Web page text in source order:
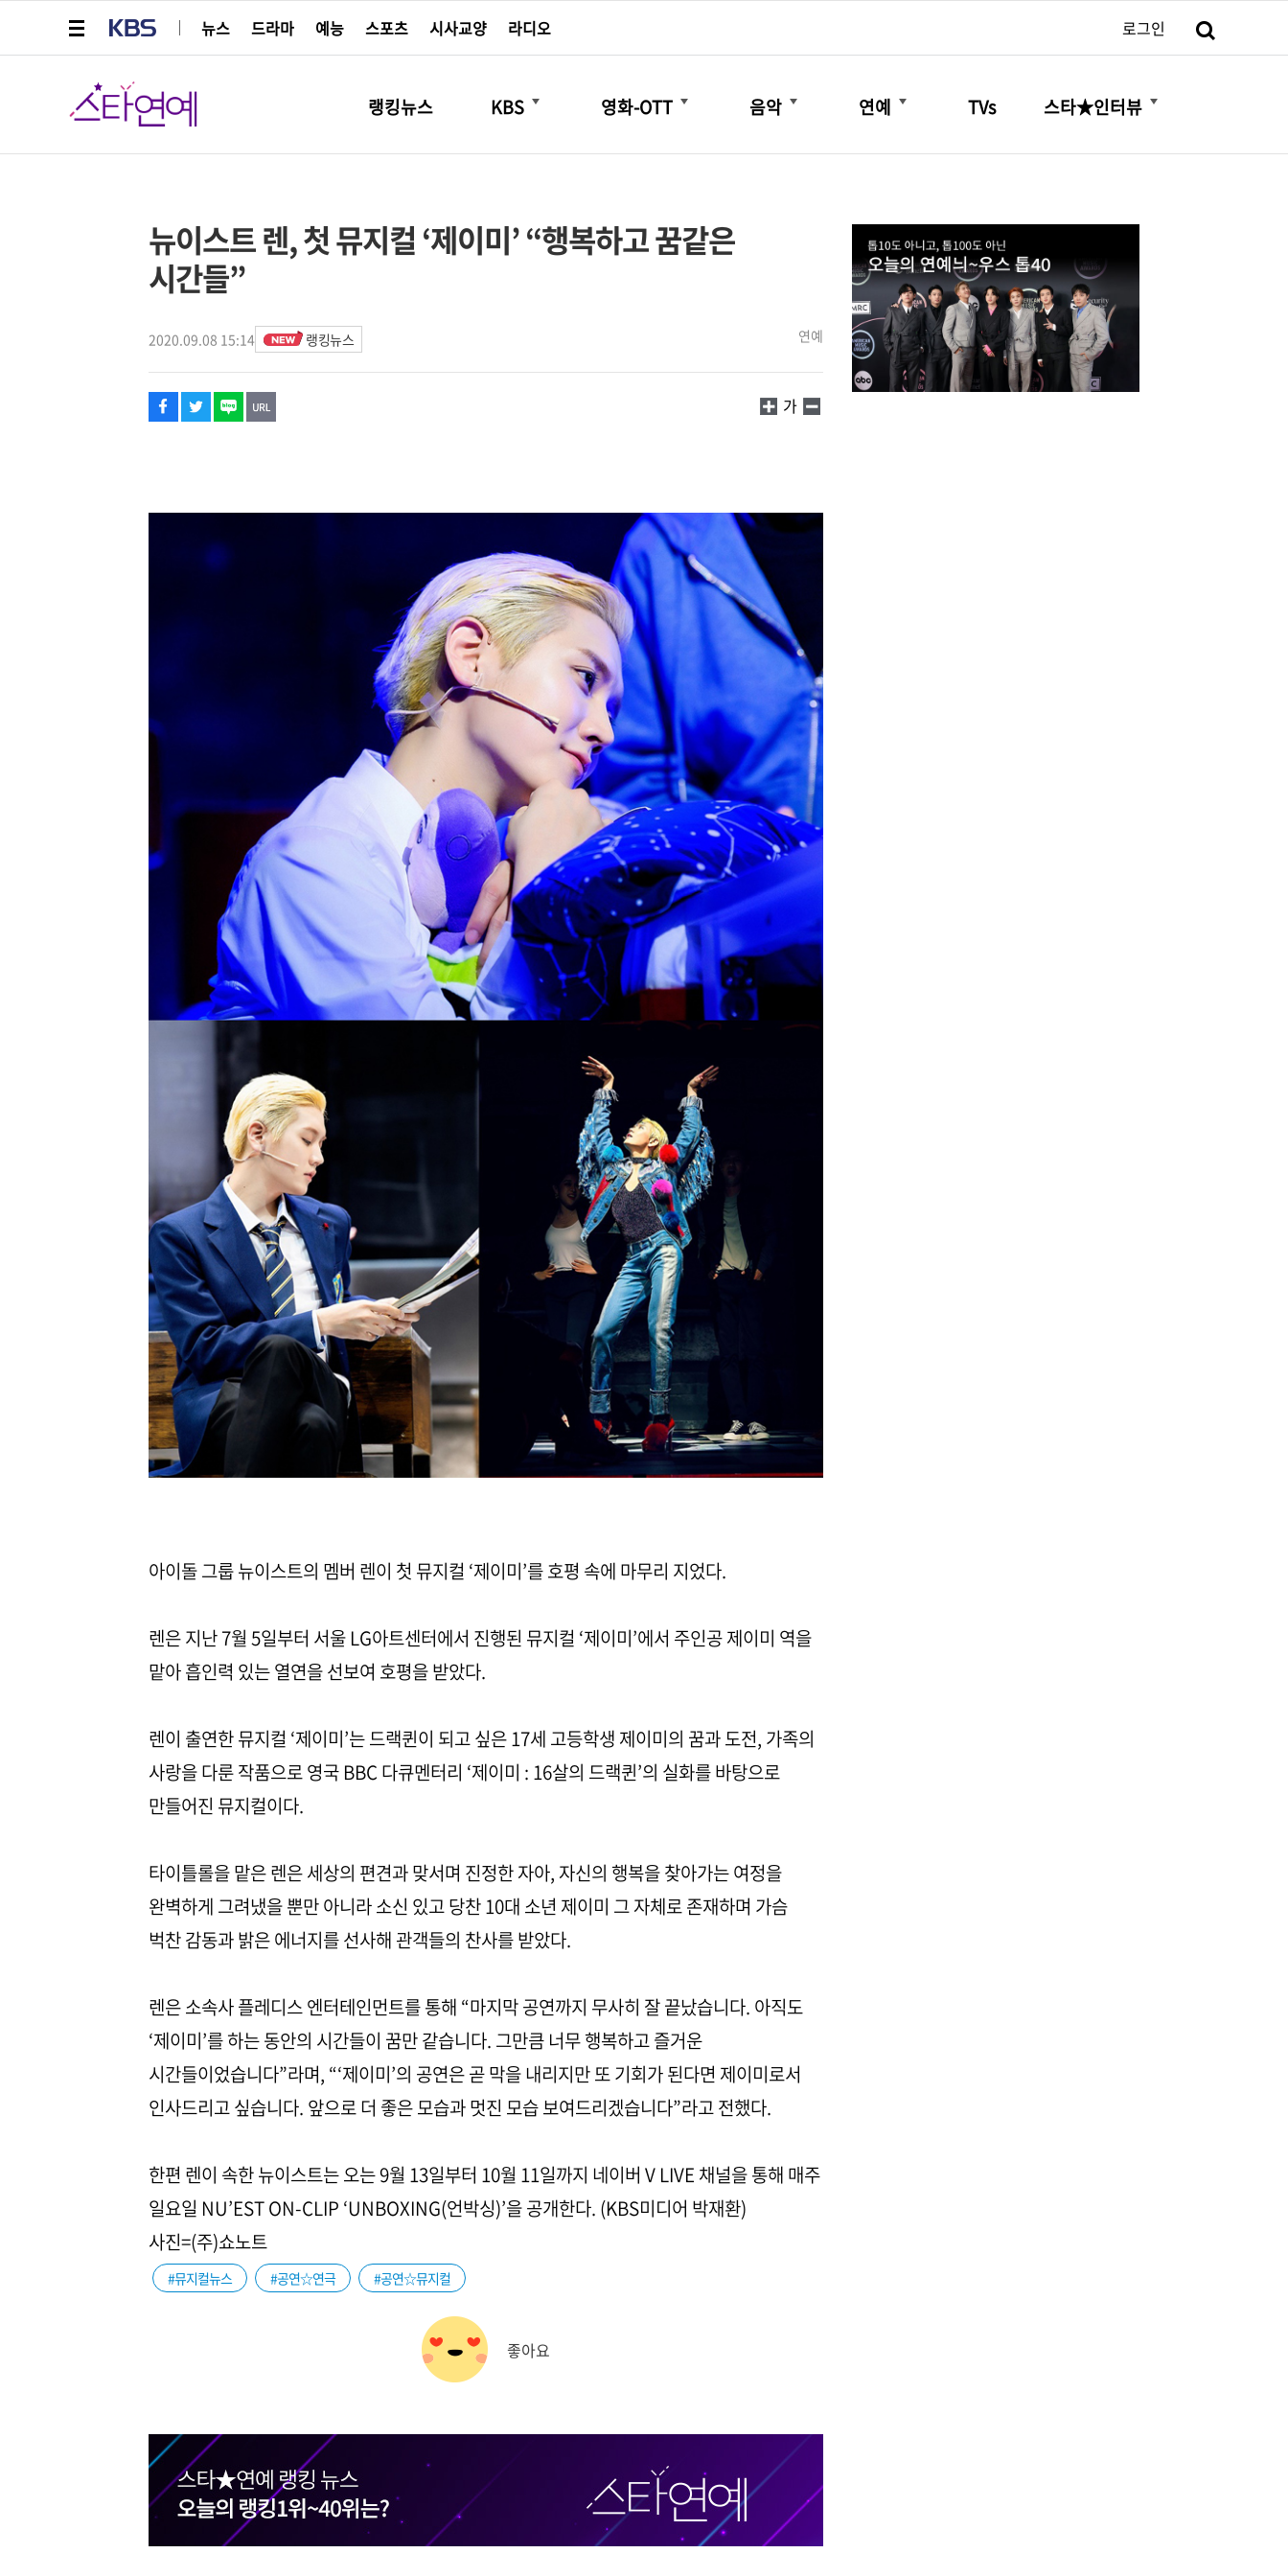
뉴스
드라마 예능 스포츠 시사교양 라디오 로그인
스타연예
랭킹뉴스 KBS
더보기
영화-OTT
더보기
음악
더보기
연예
더보기
TVs 스타★인터뷰
더보기
뉴이스트 렌, 첫 뮤지컬 ‘제이미’ “행복하고 꿈같은
시간들”
2020.09.08 15:14 랭킹뉴스 연예
페이스북
트위터
네이버
URL복사
글씨 작게보기
가
글씨 크게보기
아이돌 그룹 뉴이스트의 멤버 렌이 첫 뮤지컬 ‘제이미’를 호평 속에 마무리 지었다.
렌은 지난 7월 5일부터 서울 LG아트센터에서 진행된 뮤지컬 ‘제이미’에서 주인공 제이미 역을
맡아 흡인력 있는 열연을 선보여 호평을 받았다.
렌이 출연한 뮤지컬 ‘제이미’는 드랙퀸이 되고 싶은 17세 고등학생 제이미의 꿈과 도전, 가족의
사랑을 다룬 작품으로 영국 BBC 다큐멘터리 ‘제이미 : 16살의 드랙퀸’의 실화를 바탕으로
만들어진 뮤지컬이다.
타이틀롤을 맡은 렌은 세상의 편견과 맞서며 진정한 자아, 자신의 행복을 찾아가는 여정을
완벽하게 그려냈을 뿐만 아니라 소신 있고 당찬 10대 소년 제이미 그 자체로 존재하며 가슴
벅찬 감동과 밝은 에너지를 선사해 관객들의 찬사를 받았다.
렌은 소속사 플레디스 엔터테인먼트를 통해 “마지막 공연까지 무사히 잘 끝났습니다. 아직도
‘제이미’를 하는 동안의 시간들이 꿈만 같습니다. 그만큼 너무 행복하고 즐거운
시간들이었습니다”라며, “‘제이미’의 공연은 곧 막을 내리지만 또 기회가 된다면 제이미로서
인사드리고 싶습니다. 앞으로 더 좋은 모습과 멋진 모습 보여드리겠습니다”라고 전했다.
한편 렌이 속한 뉴이스트는 오는 9월 13일부터 10월 11일까지 네이버 V LIVE 채널을 통해 매주
일요일 NU’EST ON-CLIP ‘UNBOXING(언박싱)’을 공개한다. (KBS미디어 박재환)
사진=(주)쇼노트
해시태그
#뮤지컬뉴스 #공연☆연극 #공연☆뮤지컬
좋아요